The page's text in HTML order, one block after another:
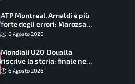
ATP Montreal, Arnaldi è più
forte degli errori: Marozsan
piegato dopo oltre due ore
6 Agosto 2026
Mondiali U20, Doualla
riscrive la storia: finale nei
100 metri dopo trent’anni
6 Agosto 2026